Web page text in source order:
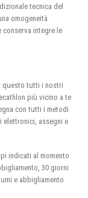
tecnica del
omogeneità
integre le
questo tutti i nostri
più vicino a te
con tutti i metodi
elettronici, assegni e
indicati al momento
30 giorni
e abbigliamento